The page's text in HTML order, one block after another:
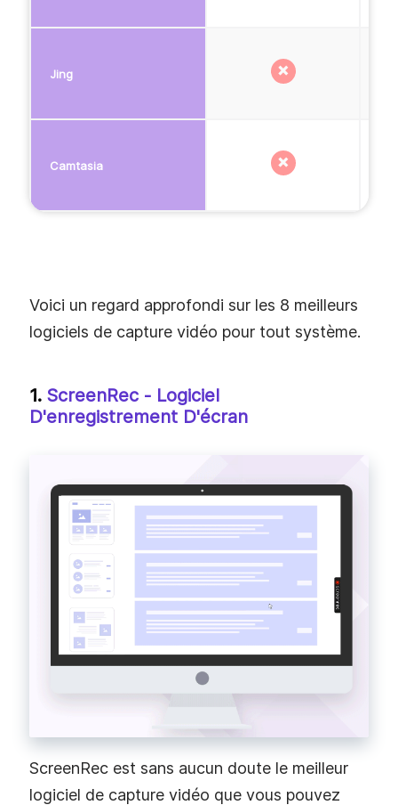
Jing
Camtasia
Voici un regard approfondi sur les 8 meilleurs
logiciels de capture vidéo pour tout système.
1. ScreenRec - Logiciel
D'enregistrement D'écran
ScreenRec est sans aucun doute le meilleur
logiciel de capture vidéo que vous pouvez